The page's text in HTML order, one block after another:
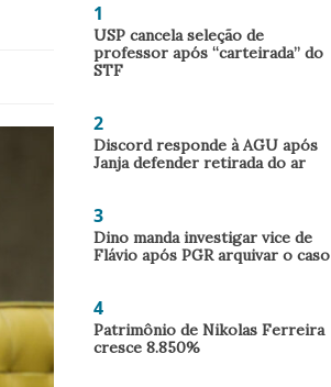
1
USP cancela seleção de
professor após “carteirada” do
STF
2
Discord responde à AGU após
Janja defender retirada do ar
3
Dino manda investigar vice de
Flávio após PGR arquivar o caso
4
Patrimônio de Nikolas Ferreira
cresce 8.850%